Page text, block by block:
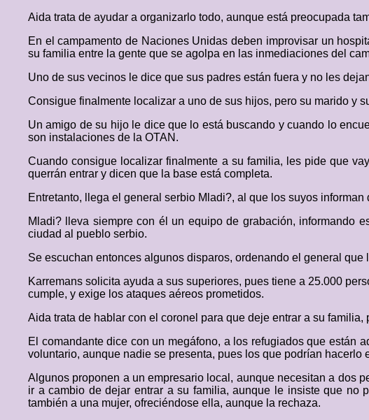
Aida trata de ayudar a organizarlo todo, aunque está preocupada
En el campamento de Naciones Unidas deben improvisar un
su familia entre la gente que se agolpa en las inmediaciones del
Uno de sus vecinos le dice que sus padres están fuera y no les
Consigue finalmente localizar a uno de sus hijos, pero su marido y
Un amigo de su hijo le dice que lo está buscando y cuando lo
son instalaciones de la OTAN.
Cuando consigue localizar finalmente a su familia, les pide que
querrán entrar y dicen que la base está completa.
Entretanto, llega el general serbio Mladi?, al que los suyos
Mladi? lleva siempre con él un equipo de grabación, informando
ciudad al pueblo serbio.
Se escuchan entonces algunos disparos, ordenando el general
Karremans solicita ayuda a sus superiores, pues tiene a 25.000
cumple, y exige los ataques aéreos prometidos.
Aida trata de hablar con el coronel para que deje entrar a su
El comandante dice con un megáfono, a los refugiados que están
voluntario, aunque nadie se presenta, pues los que podrían hacerlo
Algunos proponen a un empresario local, aunque necesitan a dos
ir a cambio de dejar entrar a su familia, aunque le insiste que no
también a una mujer, ofreciéndose ella, aunque la rechaza.